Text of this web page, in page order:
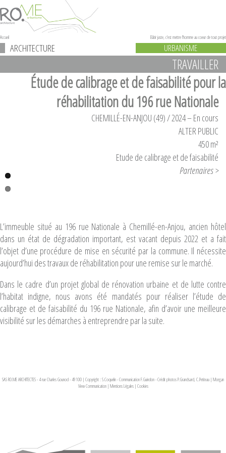
Accueil Bâtir juste, c'est mettre l'homme au coeur de tout projet
ARCHITECTURE URBANISME
TRAVAILLER
Étude de calibrage et de faisabilité pour la
réhabilitation du 196 rue Nationale
CHEMILLÉ-EN-ANJOU (49) / 2024 – En cours
ALTER PUBLIC
450 m²
Etude de calibrage et de faisabilité
Partenaires >
L’immeuble situé au 196 rue Nationale à Chemillé-en-Anjou, ancien hôtel
dans un état de dégradation important, est vacant depuis 2022 et a fait
l’objet d’une procédure de mise en sécurité par la commune. Il nécessite
aujourd’hui des travaux de réhabilitation pour une remise sur le marché.
Dans le cadre d’un projet global de rénovation urbaine et de lutte contre
l’habitat indigne, nous avons été mandatés pour réaliser l’étude de
calibrage et de faisabilité du 196 rue Nationale, afin d’avoir une meilleure
visibilité sur les démarches à entreprendre par la suite.
SAS RO.ME ARCHITECTES - 4 rue Charles Gounod - 49100 | Copyright : S.Coquelin - Communication F.Guindon - Crédit photos P.Grandsard, C.Petiteau | Morgan
View Communication| Mentions Légales| Cookies